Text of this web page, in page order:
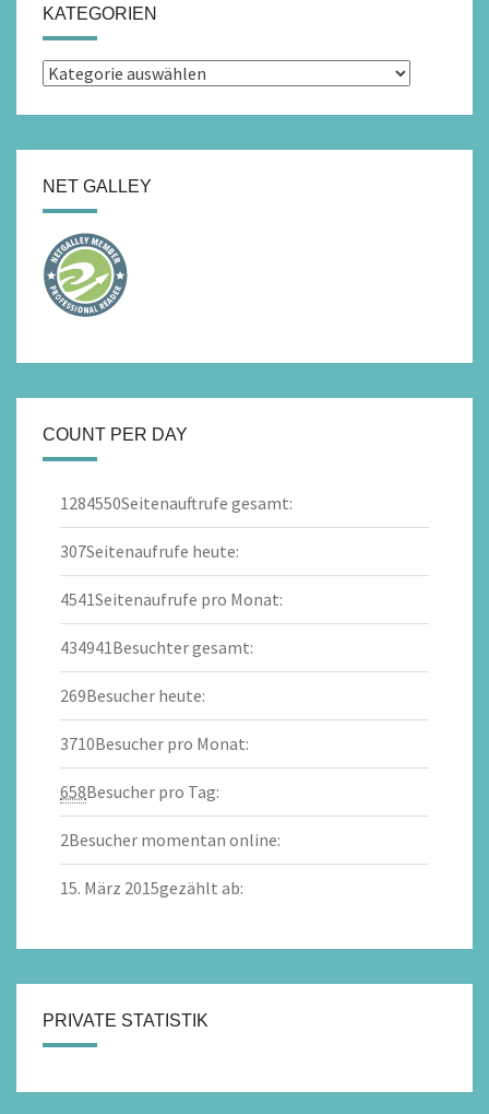
KATEGORIEN
Kategorien
NET GALLEY
COUNT PER DAY
1284550Seitenauftrufe gesamt:
307Seitenaufrufe heute:
4541Seitenaufrufe pro Monat:
434941Besuchter gesamt:
269Besucher heute:
3710Besucher pro Monat:
658Besucher pro Tag:
2Besucher momentan online:
15. März 2015gezählt ab:
PRIVATE STATISTIK